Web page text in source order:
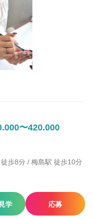
〜420.000
歩8分 / 梅島駅 徒歩10分
学 応募